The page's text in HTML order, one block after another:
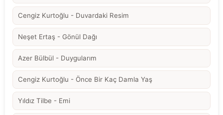
Cengiz Kurtoğlu - Duvardaki Resim
Neşet Ertaş - Gönül Dağı
Azer Bülbül - Duygularım
Cengiz Kurtoğlu - Önce Bir Kaç Damla Yaş
Yıldız Tilbe - Emi